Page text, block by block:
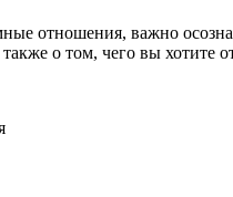
отношения, важно
о том, чего вы хотите